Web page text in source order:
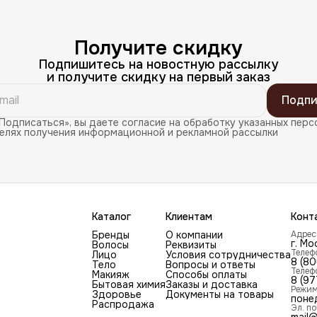
Получите скидку
Подпишитесь на новостную рассылку
и получите скидку на первый заказ
вы даете согласие на обработку указанных
получения информационной и рекламной рассылки
Каталог
Бренды
Волосы
Лицо
Тело
Макияж
Бытовая химия
Здоровье
Распродажа
Клиентам
О компании
Реквизиты
Условия сотрудничества
Вопросы и ответы
Способы оплаты
Заказы и доставка
Документы на товары
Адрес
г.
8
8
Эл.